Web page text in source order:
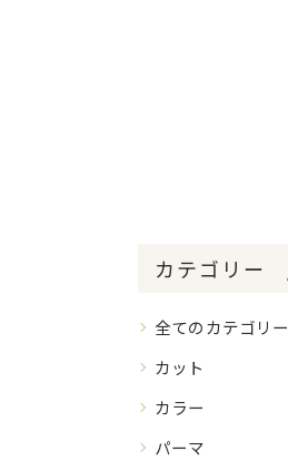
カテゴリー
全てのカテゴリー
カット
カラー
パーマ